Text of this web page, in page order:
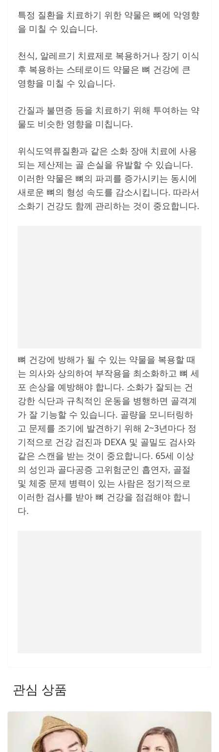
특정 질환을 치료하기 위한 약물은 뼈에 악영향
을 미칠 수 있습니다.
천식, 알레르기 치료제로 복용하거나 장기 이식
후 복용하는 스테로이드 약물은 뼈 건강에 큰
영향을 미칠 수 있습니다.
간질과 불면증 등을 치료하기 위해 투여하는 약
물도 비슷한 영향을 미칩니다.
위식도역류질환과 같은 소화 장애 치료에 사용
되는 제산제는 골 손실을 유발할 수 있습니다.
이러한 약물은 뼈의 파괴를 증가시키는 동시에
새로운 뼈의 형성 속도를 감소시킵니다. 따라서
소화기 건강도 함께 관리하는 것이 중요합니다.
뼈 건강에 방해가 될 수 있는 약물을 복용할 때
는 의사와 상의하여 부작용을 최소화하고 뼈 세
포 손상을 예방해야 합니다. 소화가 잘되는 건
강한 식단과 규칙적인 운동을 병행하면 골격계
가 잘 기능할 수 있습니다. 골량을 모니터링하
고 문제를 조기에 발견하기 위해 2~3년마다 정
기적으로 건강 검진과 DEXA 및 골밀도 검사와
같은 스캔을 받는 것이 중요합니다. 65세 이상
의 성인과 골다공증 고위험군인 흡연자, 골절
및 체중 문제 병력이 있는 사람은 정기적으로
이러한 검사를 받아 뼈 건강을 점검해야 합니
다.
관심 상품